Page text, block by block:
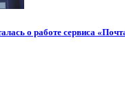
о работе сервиса